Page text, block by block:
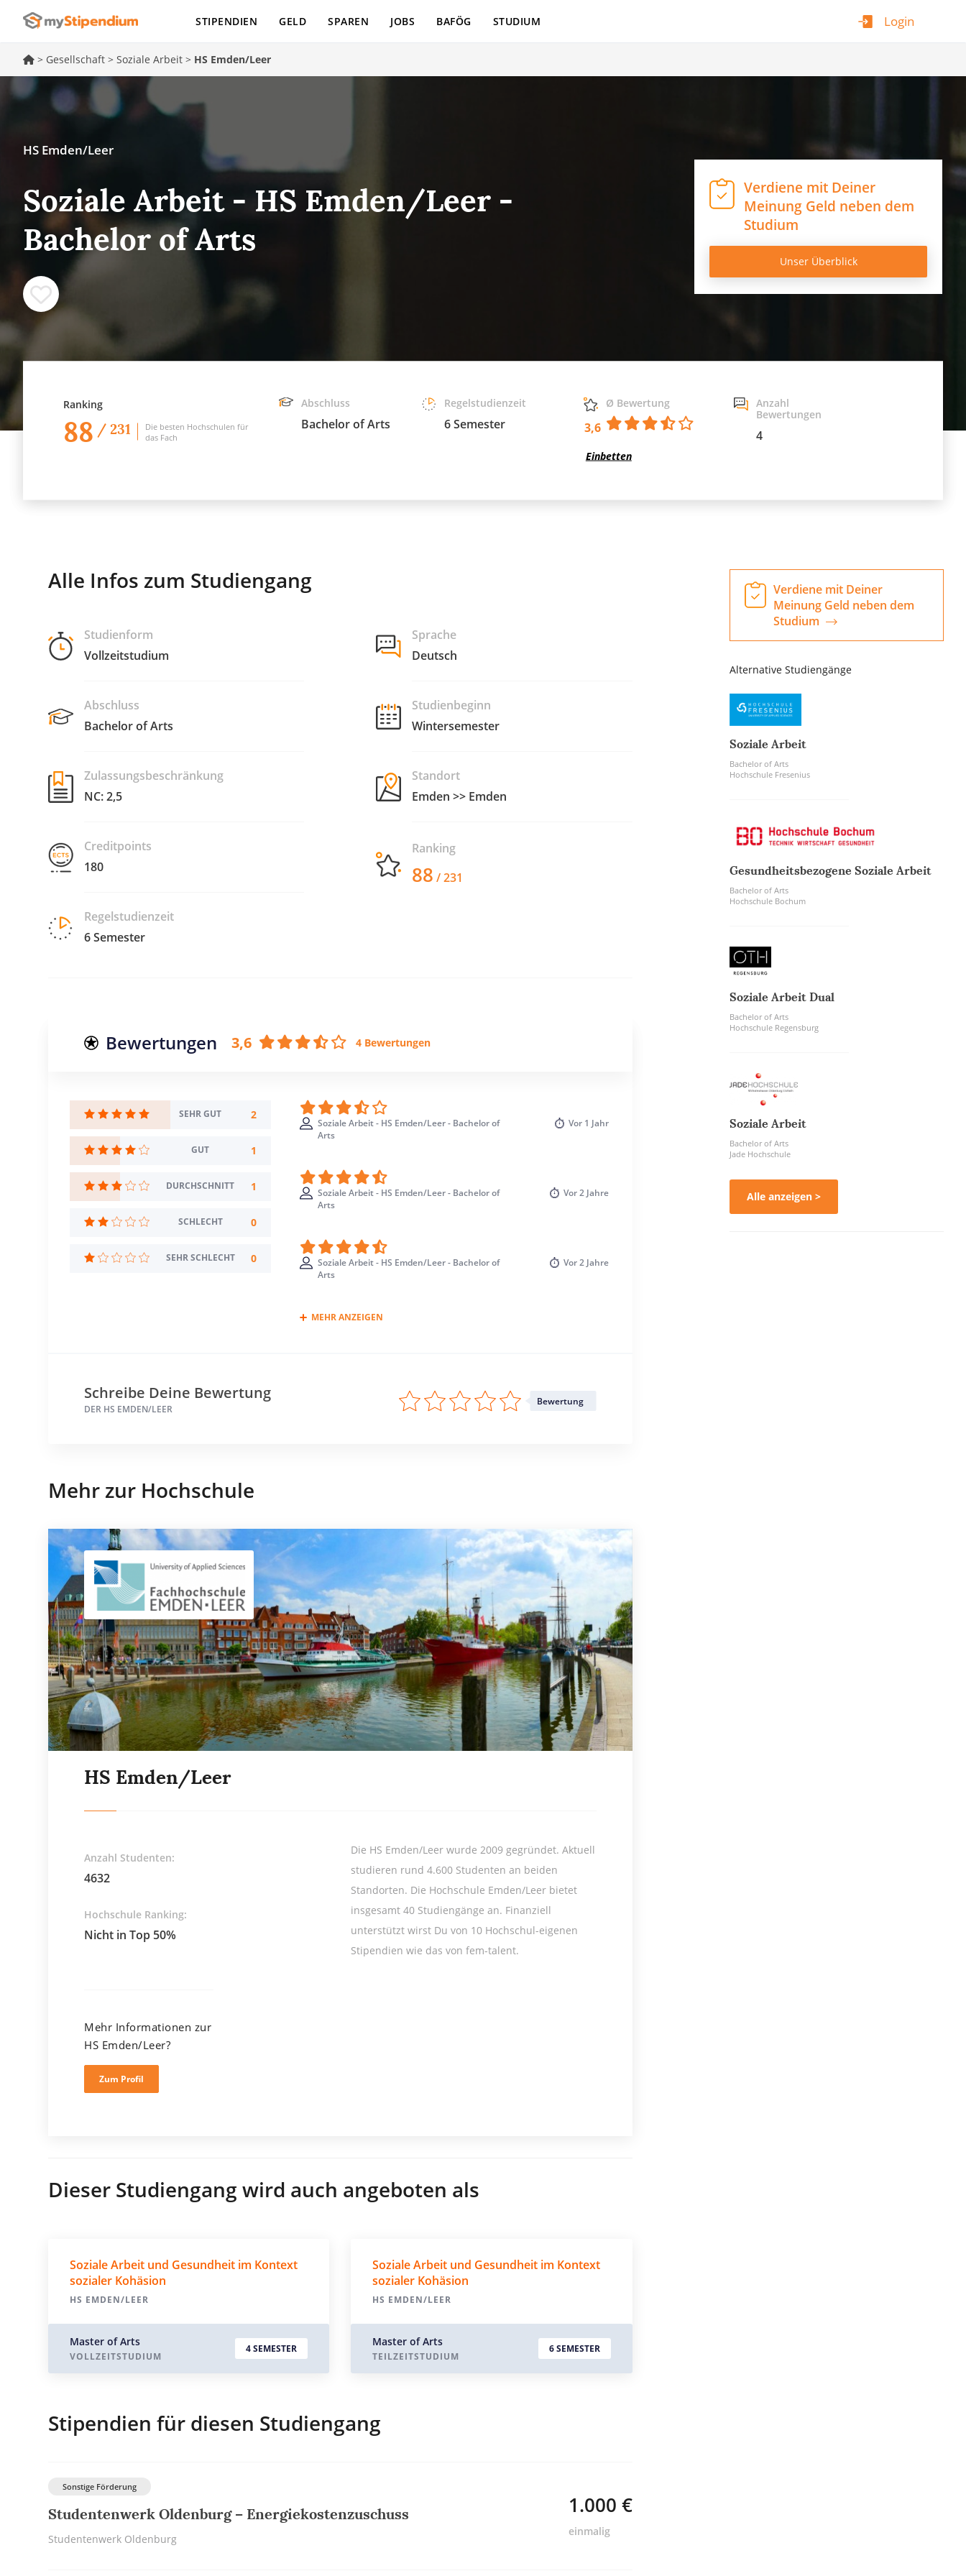
Login
STIPENDIEN GELD SPAREN JOBS BAFÖG STUDIUM
> Gesellschaft > Soziale Arbeit > HS Emden/Leer
HS Emden/Leer
Soziale Arbeit - HS Emden/Leer -
Bachelor of Arts
Verdiene mit Deiner
Meinung Geld neben dem
Studium
Unser Überblick
Ranking
88 / 231
Die besten Hochschulen für
das Fach
Abschluss
Bachelor of Arts
Regelstudienzeit
6 Semester
Ø Bewertung
3,6
Einbetten
Anzahl
Bewertungen
4
Alle Infos zum Studiengang
Studienform
Vollzeitstudium
Abschluss
Bachelor of Arts
Zulassungsbeschränkung
NC: 2,5
Creditpoints
180
Regelstudienzeit
6 Semester
Sprache
Deutsch
Studienbeginn
Wintersemester
Standort
Emden >> Emden
Ranking
88 / 231
Bewertungen 3,6 4 Bewertungen
SEHR GUT 2
GUT 1
DURCHSCHNITT 1
SCHLECHT 0
SEHR SCHLECHT 0
Soziale Arbeit - HS Emden/Leer - Bachelor of
Arts
Vor 1 Jahr
Soziale Arbeit - HS Emden/Leer - Bachelor of
Arts
Vor2 Jahre
Soziale Arbeit - HS Emden/Leer - Bachelor of
Arts
Vor2 Jahre
MEHR ANZEIGEN
Schreibe Deine Bewertung
DER HS EMDEN/LEER
Bewertung
Mehr zur Hochschule
HS Emden/Leer
Anzahl Studenten:
4632
Hochschule Ranking:
Nicht in Top 50%
Die HS Emden/Leer wurde 2009 gegründet. Aktuell
studieren rund 4.600 Studenten an beiden
Standorten. Die Hochschule Emden/Leer bietet
insgesamt 40 Studiengänge an. Finanziell
unterstützt wirst Du von 10 Hochschul-eigenen
Stipendien wie das von fem-talent.
Mehr Informationen zur
HS Emden/Leer?
Zum Profil
Dieser Studiengang wird auch angeboten als
Soziale Arbeit und Gesundheit im Kontext
sozialer Kohäsion
HS EMDEN/LEER
Master of Arts
VOLLZEITSTUDIUM
4 SEMESTER
Soziale Arbeit und Gesundheit im Kontext
sozialer Kohäsion
HS EMDEN/LEER
Master of Arts
TEILZEITSTUDIUM
6 SEMESTER
Stipendien für diesen Studiengang
Sonstige Förderung
Studentenwerk Oldenburg – Energiekostenzuschuss
Studentenwerk Oldenburg
1.000 €
einmalig
Verdiene mit Deiner
Meinung Geld neben dem
Studium
Alternative Studiengänge
Soziale Arbeit
Bachelor of Arts
Hochschule Fresenius
Gesundheitsbezogene Soziale Arbeit
Bachelor of Arts
Hochschule Bochum
Soziale Arbeit Dual
Bachelor of Arts
Hochschule Regensburg
Soziale Arbeit
Bachelor of Arts
Jade Hochschule
Alle anzeigen >